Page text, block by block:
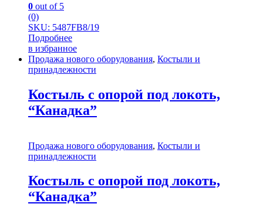
0 out of 5
(0)
SKU: 5487FB8/19
Подробнее
в избранное
Продажа нового оборудования, Костыли и
принадлежности
Костыль с опорой под локоть,
“Канадка”
Продажа нового оборудования, Костыли и
принадлежности
Костыль с опорой под локоть,
“Канадка”